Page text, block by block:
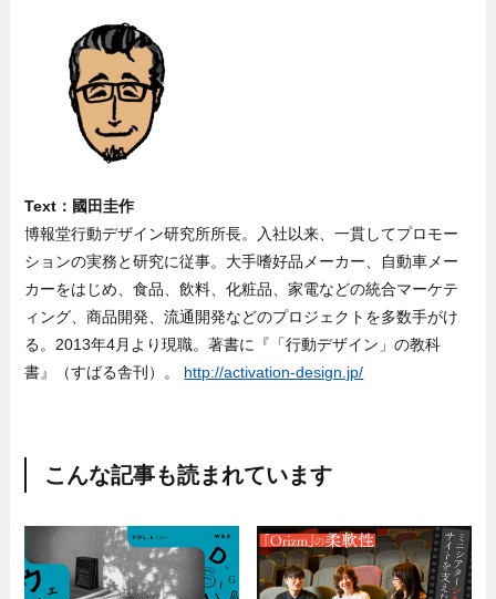
Text：國田圭作
博報堂行動デザイン研究所所長。入社以来、一貫してプロモー
ションの実務と研究に従事。大手嗜好品メーカー、自動車メー
カーをはじめ、食品、飲料、化粧品、家電などの統合マーケテ
ィング、商品開発、流通開発などのプロジェクトを多数手がけ
る。2013年4月より現職。著書に『「行動デザイン」の教科
書』（すばる舎刊）。 http://activation-design.jp/
こんな記事も読まれています